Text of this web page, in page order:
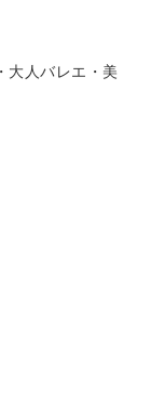
大人バレエ・美